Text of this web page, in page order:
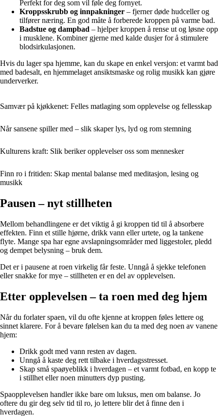
Perfekt for deg som vil føle deg fornyet.
Kroppsskrubb og innpakninger – fjerner døde hudceller og
tilfører næring. En god måte å forberede kroppen på varme bad.
Badstue og dampbad – hjelper kroppen å rense ut og løsne opp
i musklene. Kombiner gjerne med kalde dusjer for å stimulere
blodsirkulasjonen.
Hvis du lager spa hjemme, kan du skape en enkel versjon: et varmt bad
med badesalt, en hjemmelaget ansiktsmaske og rolig musikk kan gjøre
underverker.
Samvær på kjøkkenet: Felles matlaging som opplevelse og fellesskap
Når sansene spiller med – slik skaper lys, lyd og rom stemning
Kulturens kraft: Slik beriker opplevelser oss som mennesker
Finn ro i fritiden: Skap mental balanse med meditasjon, lesing og
musikk
Pausen – nyt stillheten
Mellom behandlingene er det viktig å gi kroppen tid til å absorbere
effekten. Finn et stille hjørne, drikk vann eller urtete, og la tankene
flyte. Mange spa har egne avslapningsområder med liggestoler, pledd
og dempet belysning – bruk dem.
Det er i pausene at roen virkelig får feste. Unngå å sjekke telefonen
eller snakke for mye – stillheten er en del av opplevelsen.
Etter opplevelsen – ta roen med deg hjem
Når du forlater spaen, vil du ofte kjenne at kroppen føles lettere og
sinnet klarere. For å bevare følelsen kan du ta med deg noen av vanene
hjem:
Drikk godt med vann resten av dagen.
Unngå å kaste deg rett tilbake i hverdagsstresset.
Skap små spaøyeblikk i hverdagen – et varmt fotbad, en kopp te
i stillhet eller noen minutters dyp pusting.
Spaopplevelsen handler ikke bare om luksus, men om balanse. Jo
oftere du gir deg selv tid til ro, jo lettere blir det å finne den i
hverdagen.